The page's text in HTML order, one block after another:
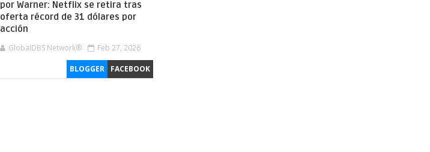
por Warner: Netflix se retira tras
oferta récord de 31 dólares por
acción
GlobalDBS Network® Feb 27, 2026
BLOGGER FACEBOOK